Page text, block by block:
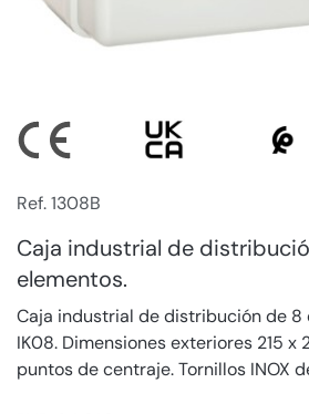
Ref. 1308B
Caja industrial de
elementos.
Caja industrial de distribución de 8
IK08. Dimensiones exteriores 215 x
puntos de centraje. Tornillos INOX